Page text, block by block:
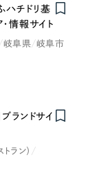
任
チドリ基
情報サイト
岐阜県 岐阜市
ランドサイ
ラン）